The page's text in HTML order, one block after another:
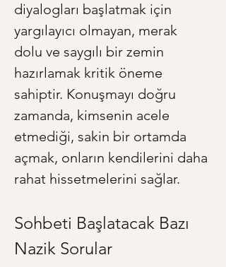
diyalogları başlatmak için
yargılayıcı olmayan, merak
dolu ve saygılı bir zemin
hazırlamak kritik öneme
sahiptir. Konuşmayı doğru
zamanda, kimsenin acele
etmediği, sakin bir ortamda
açmak, onların kendilerini daha
rahat hissetmelerini sağlar.
Sohbeti Başlatacak Bazı
Nazik Sorular